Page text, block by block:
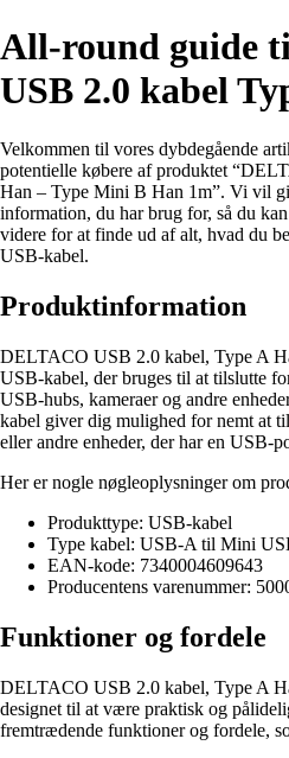
All-round guide
USB 2.0 kabel
Velkommen til vores dybdegående
potentielle købere af produktet
Han – Type Mini B Han 1m”. Vi vil
information, du har brug for, så du
videre for at finde ud af alt, hvad du
USB-kabel.
Produktinformation
DELTACO USB 2.0 kabel, Type A
USB-kabel, der bruges til at tilslutte
USB-hubs, kameraer og andre
kabel giver dig mulighed for nemt at
eller andre enheder, der har en USB-
Her er nogle nøgleoplysninger om
Produkttype: USB-kabel
Type kabel: USB-A til Mini
EAN-kode: 7340004609643
Producentens varenummer:
Funktioner og fordele
DELTACO USB 2.0 kabel, Type A
designet til at være praktisk og
fremtrædende funktioner og fordele,